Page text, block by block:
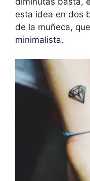
esta idea en dos
de la muñeca,
minimalista.